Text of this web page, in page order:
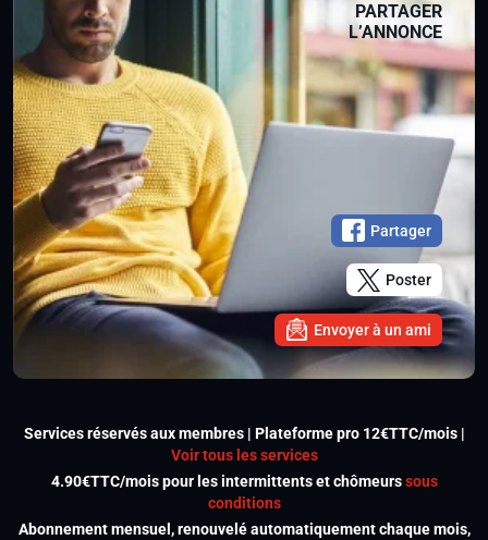
PARTAGER
L’ANNONCE
Partager
Poster
Envoyer à un ami
Services réservés aux membres | Plateforme pro 12€TTC/mois |
Voir tous les services
4.90€TTC/mois pour les intermittents et chômeurssous
conditions
Abonnement mensuel, renouvelé automatiquement chaque mois,